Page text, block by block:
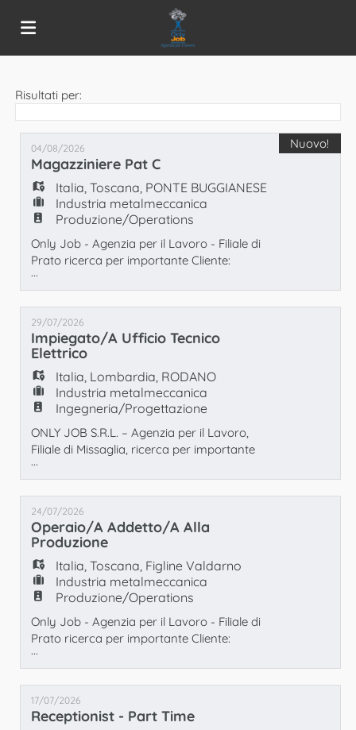
Offerte
di
lavoro
Carica
il
CV
Login
Lingua
EN
FR
DE
ES
PT
Risultati per:
04/08/2026
Magazziniere Pat C
Italia,Toscana, PONTE BUGGIANESE
Industria metalmeccanica
Produzione/Operations
Only Job - Agenzia per il Lavoro - Filiale di
Prato ricerca per importante Cliente:
Operaio/a MAGAZZINIERE con patente C
Luogo di lavoro : Ponte Buggianese La
risorsa si occuperà prevalentemente di
attività di magazzino e operaio generico. Si
richiede: - Disponibilità immediata -
Disponibilità a lavorare full time - Possesso
patent
...
Nuovo!
29/07/2026
Impiegato/a Ufficio Tecnico
Elettrico
Italia, Lombardia, RODANO
Industria metalmeccanica
Ingegneria/Progettazione
ONLY JOB S.R.L. – Agenzia per il Lavoro,
Filiale di Missaglia, ricerca per importante
azienda cliente operante nel settore della
produzione di cablaggi per automazione
industriale una figura da inserire come:
IMPIEGATO/A UFFICIO TECNICO ELETTRICO
La risorsa sarà inserita all'interno dell'Ufficio
Tecnico e si occuperà di supportare le
attività di
...
24/07/2026
Operaio/a Addetto/a Alla
Produzione
Italia,Toscana, Figline Valdarno
Industria metalmeccanica
Produzione/Operations
Only Job - Agenzia per il Lavoro - Filiale di
Prato ricerca per importante Cliente:
Operaio/a addetto/a alla produzione La
risorsa si occuperà prevalentemente di
controllo qualità delle lavorazioni Si richiede:
- Preferibile esperienza in ambito
metalmeccanico - Disponibilità immediata -
...
17/07/2026
Receptionist - Part Time